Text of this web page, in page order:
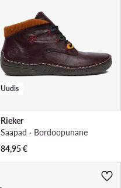
Uudis
Rieker
Saapad · Bordoopunane
84,95€